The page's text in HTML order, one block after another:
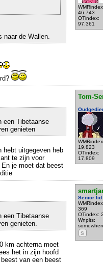
46.743
OTindex:
97.361
naar de Wallen.
Tom-
19.823
OTindex:
17.809
een Tibetaanse
genieten
hebt uitgegeven heb
te zijn voor
je moet dat beest
Senior lid
369
OTindex:
Wnplts:
S
een Tibetaanse
genieten.
km achterna moet
het in zijn hoofd
van een beest